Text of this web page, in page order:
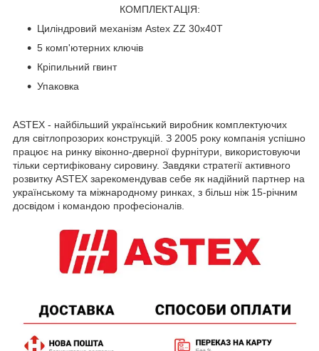
КОМПЛЕКТАЦІЯ:
Циліндровий механізм Astex ZZ 30x40T
5 комп'ютерних ключів
Кріпильний гвинт
Упаковка
ASTEX - найбільший український виробник комплектуючих
для світлопрозорих конструкцій. З 2005 року компанія успішно
працює на ринку віконно-дверної фурнітури, використовуючи
тільки сертифіковану сировину. Завдяки стратегії активного
розвитку ASTEX зарекомендував себе як надійний партнер на
українському та міжнародному ринках, з більш ніж 15-річним
досвідом і командою професіоналів.